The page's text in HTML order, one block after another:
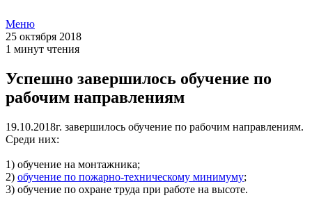
Меню
25 октября 2018
1 минут чтения
Успешно завершилось обучение по
рабочим направлениям
19.10.2018г. завершилось обучение по рабочим направлениям.
Среди них:
1) обучение на монтажника;
2) обучение по пожарно-техническому минимуму;
3) обучение по охране труда при работе на высоте.